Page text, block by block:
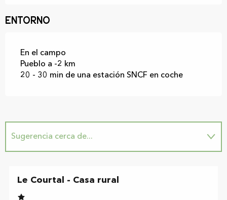
Entorno
En el campo
Pueblo a -2 km
20 - 30 min de una estación SNCF en coche
Sugerencia cerca de...
Se encuentra en...
Le Courtal - Casa rural